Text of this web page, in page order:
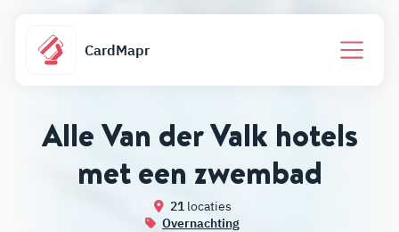
CardMapr
Alle Van der Valk hotels
met een zwembad
21locaties
Overnachting